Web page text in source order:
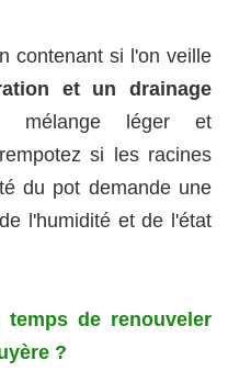
contenant si l'on veille
et un drainage
mélange léger et
si les racines
du pot demande une
l'humidité et de l'état
de renouveler
?